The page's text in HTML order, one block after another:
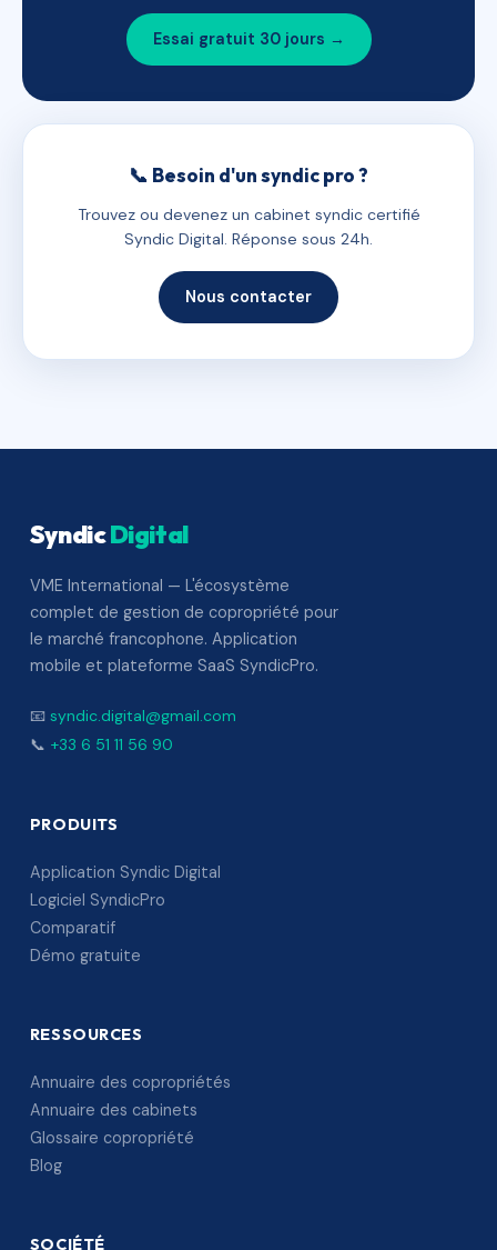
Essai gratuit 30 jours →
📞 Besoin d'un syndic pro ?
Trouvez ou devenez un cabinet syndic certifié
Syndic Digital. Réponse sous 24h.
Nous contacter
SyndicDigital
VME International — L'écosystème
complet de gestion de copropriété pour
le marché francophone. Application
mobile et plateforme SaaS SyndicPro.
📧 syndic.digital@gmail.com
📞 +33 6 51 11 56 90
PRODUITS
Application Syndic Digital
Logiciel SyndicPro
Comparatif
Démo gratuite
RESSOURCES
Annuaire des copropriétés
Annuaire des cabinets
Glossaire copropriété
Blog
SOCIÉTÉ